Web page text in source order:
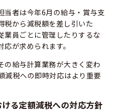
当者は今年6月の給与・賞与支
税から減税額を差し引いた
業員ごとに管理したりするな
が求められます。
の給与計算業務が大きく変わ
減税への即時対応はより重要
る定額減税への対応方針